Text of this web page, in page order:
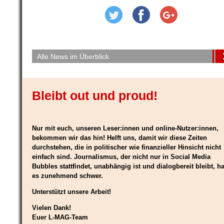
Alle News im Überblick
Bleibt out und proud!
Nur mit euch, unseren Leser:innen und online-Nutzer:innen,
bekommen wir das hin! Helft uns, damit wir diese Zeiten
durchstehen, die in politischer wie finanzieller Hinsicht nicht
einfach sind. Journalismus, der nicht nur in Social Media
Bubbles stattfindet, unabhängig ist und dialogbereit bleibt,
es zunehmend schwer.
Unterstützt unsere Arbeit!
Vielen Dank!
Euer L-MAG-Team